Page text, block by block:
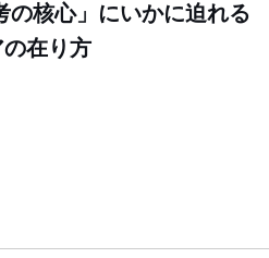
の核心」にいかに迫れる
在り方